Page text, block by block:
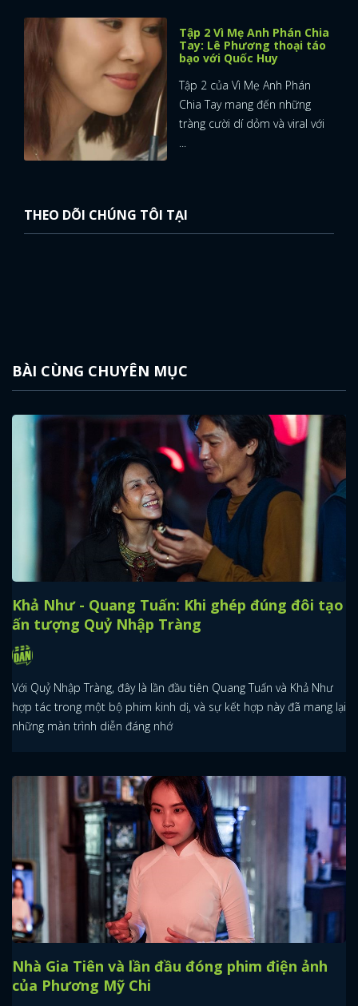
Tập 2 Vì Mẹ Anh Phán Chia
Tay: Lê Phương thoại táo
bạo với Quốc Huy
Tập 2 của Vì Mẹ Anh Phán
Chia Tay mang đến những
tràng cười dí dỏm và viral với
...
THEO DÕI CHÚNG TÔI TẠI
BÀI CÙNG CHUYÊN MỤC
Khả Như - Quang Tuấn: Khi ghép đúng đôi tạo
ấn tượng Quỷ Nhập Tràng
Với Quỷ Nhập Tràng, đây là lần đầu tiên Quang Tuấn và Khả Như
hợp tác trong một bộ phim kinh dị, và sự kết hợp này đã mang lại
những màn trình diễn đáng nhớ
Nhà Gia Tiên và lần đầu đóng phim điện ảnh
của Phương Mỹ Chi